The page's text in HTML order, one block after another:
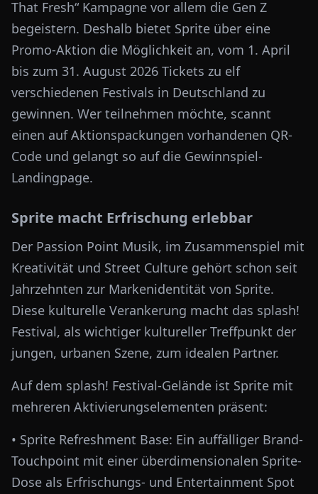
That Fresh“ Kampagne vor allem die Gen Z
begeistern. Deshalb bietet Sprite über eine
Promo-Aktion die Möglichkeit an, vom 1. April
bis zum 31. August 2026 Tickets zu elf
verschiedenen Festivals in Deutschland zu
gewinnen. Wer teilnehmen möchte, scannt
einen auf Aktionspackungen vorhandenen QR-
Code und gelangt so auf die Gewinnspiel-
Landingpage.
Sprite macht Erfrischung erlebbar
Der Passion Point Musik, im Zusammenspiel mit
Kreativität und Street Culture gehört schon seit
Jahrzehnten zur Markenidentität von Sprite.
Diese kulturelle Verankerung macht das splash!
Festival, als wichtiger kultureller Treffpunkt der
jungen, urbanen Szene, zum idealen Partner.
Auf dem splash! Festival-Gelände ist Sprite mit
mehreren Aktivierungselementen präsent:
• Sprite Refreshment Base: Ein auffälliger Brand-
Touchpoint mit einer überdimensionalen Sprite-
Dose als Erfrischungs- und Entertainment Spot